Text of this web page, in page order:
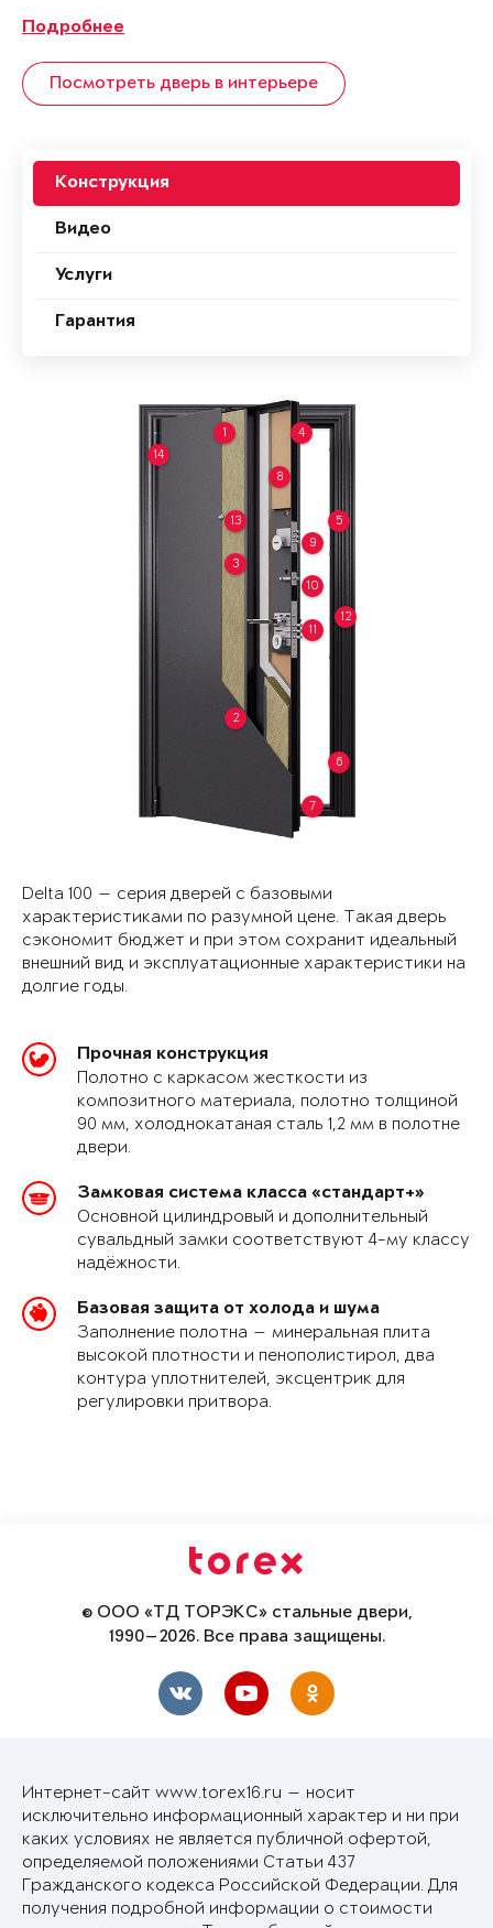
Подробнее
Посмотреть дверь в интерьере
Конструкция
Видео
Услуги
Гарантия
1
2
3
4
5
6
7
8
9
10
11
12
13
14
Delta 100 — серия дверей с базовыми
характеристиками по разумной цене. Такая дверь
сэкономит бюджет и при этом сохранит идеальный
внешний вид и эксплуатационные характеристики на
долгие годы.
Прочная конструкция
Полотно с каркасом жесткости из
композитного материала, полотно толщиной
90 мм, холоднокатаная сталь 1,2 мм в полотне
двери.
Замковая система класса «стандарт+»
Основной цилиндровый и дополнительный
сувальдный замки соответствуют 4-му классу
надёжности.
Базовая защита от холода и шума
Заполнение полотна — минеральная плита
высокой плотности и пенополистирол, два
контура уплотнителей, эксцентрик для
регулировки притвора.
© ООО «ТД ТОРЭКС» стальные двери,
1990—2026. Все права защищены.
Интернет-сайт www.torex16.ru — носит
исключительно информационный характер и ни при
каких условиях не является публичной офертой,
определяемой положениями Статьи 437
Гражданского кодекса Российской Федерации. Для
получения подробной информации о стоимости